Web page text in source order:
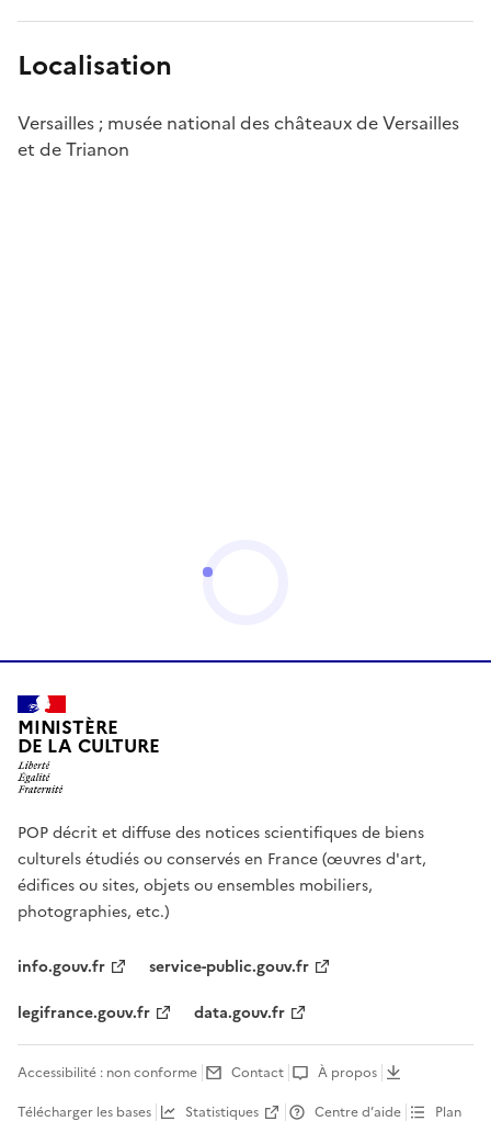
Localisation
Versailles ; musée national des châteaux de Versailles
et de Trianon
MINISTÈRE
DE LA CULTURE
POP décrit et diffuse des notices scientifiques de biens
culturels étudiés ou conservés en France (œuvres d'art,
édifices ou sites, objets ou ensembles mobiliers,
photographies, etc.)
info.gouv.fr
service-public.gouv.fr
legifrance.gouv.fr
data.gouv.fr
Accessibilité : non conforme Contact
À propos
Télécharger les bases
Statistiques Centre d’aide Plan